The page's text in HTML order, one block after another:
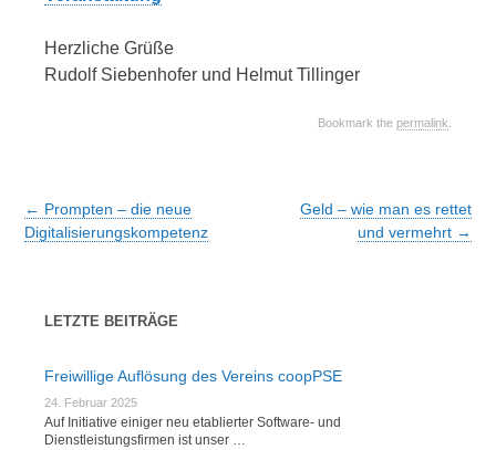
Herzliche Grüße
Rudolf Siebenhofer und Helmut Tillinger
Bookmark the permalink
Post
navigation
← Prompten – die neue
Digitalisierungskompetenz
Geld – wie man es rettet
und vermehrt →
LETZTE BEITRÄGE
Freiwillige Auflösung des Vereins coopPSE
24. Februar 2025
Auf Initiative einiger neu etablierter Software- und
Dienstleistungsfirmen ist unser …